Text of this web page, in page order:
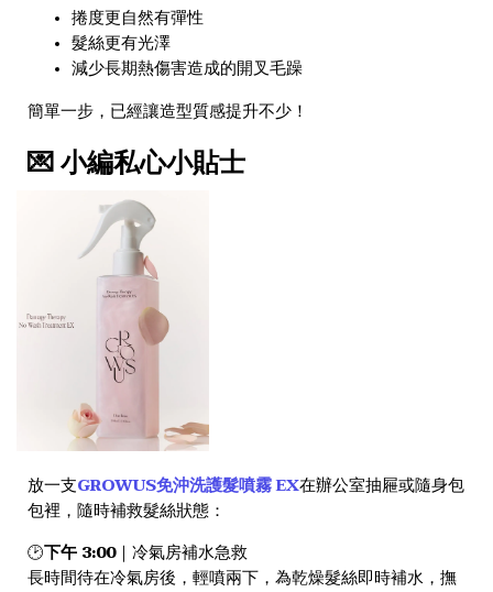
捲度更自然有彈性
髮絲更有光澤
減少長期熱傷害造成的開叉毛躁
簡單一步，已經讓造型質感提升不少！
💌 小編私心小貼士
放一支GROWUS免沖洗護髮噴霧 EX在辦公室抽屜或隨身包
包裡，隨時補救髮絲狀態：
🕑下午 3:00｜冷氣房補水急救
長時間待在冷氣房後，輕噴兩下，為乾燥髮絲即時補水，撫